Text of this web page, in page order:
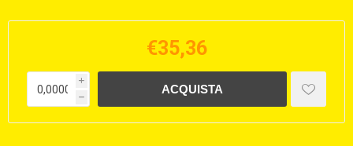
€35,36
i
h